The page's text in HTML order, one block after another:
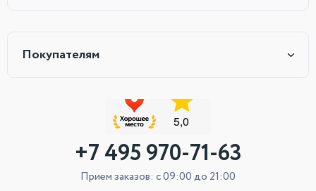
Покупателям
+7 495 970-71-63
Прием заказов: с 09:00 до 21:00